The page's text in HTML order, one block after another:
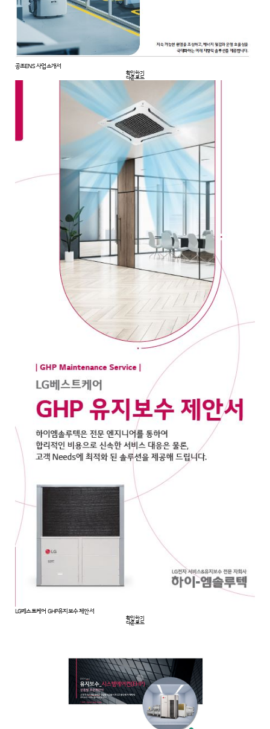
공조ENS 사업소개서
확인하기
다운로드
LG베스트케어 GHP유지보수 제안서
확인하기
다운로드